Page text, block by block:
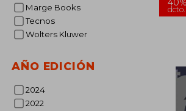
Marge Books
Tecnos
Wolters Kluwer
AÑO EDICIÓN
2024
2022